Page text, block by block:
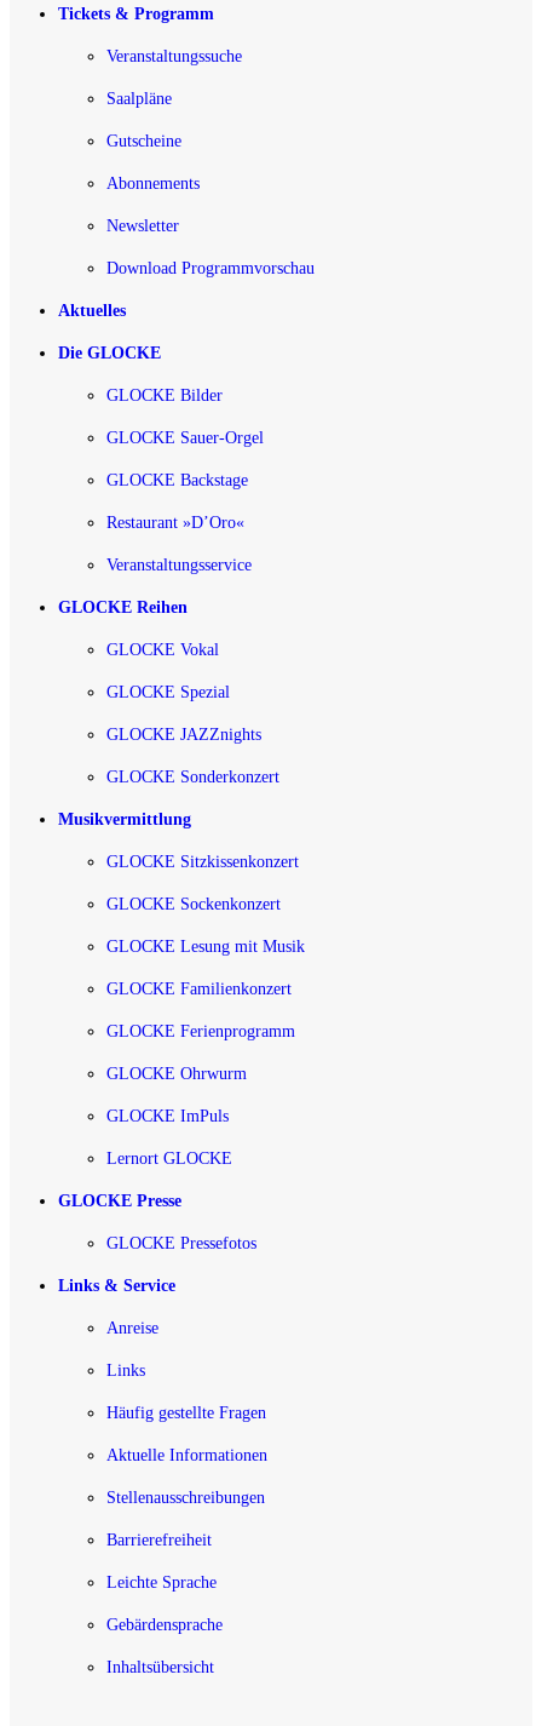
Tickets & Programm
Veranstaltungssuche
Saalpläne
Gutscheine
Abonnements
Newsletter
Download Programmvorschau
Aktuelles
Die GLOCKE
GLOCKE Bilder
GLOCKE Sauer-Orgel
GLOCKE Backstage
Restaurant »D’Oro«
Veranstaltungsservice
GLOCKE Reihen
GLOCKE Vokal
GLOCKE Spezial
GLOCKE JAZZnights
GLOCKE Sonderkonzert
Musikvermittlung
GLOCKE Sitzkissenkonzert
GLOCKE Sockenkonzert
GLOCKE Lesung mit Musik
GLOCKE Familienkonzert
GLOCKE Ferienprogramm
GLOCKE Ohrwurm
GLOCKE ImPuls
Lernort GLOCKE
GLOCKE Presse
GLOCKE Pressefotos
Links & Service
Anreise
Links
Häufig gestellte Fragen
Aktuelle Informationen
Stellenausschreibungen
Barrierefreiheit
Leichte Sprache
Gebärdensprache
Inhaltsübersicht